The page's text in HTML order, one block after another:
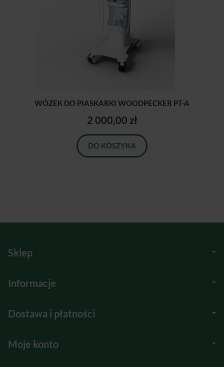
WÓZEK DO PIASKARKI WOODPECKER PT-A
2 000,00 zł
DO KOSZYKA
Sklep
Informacje
Dostawa i płatności
Moje konto